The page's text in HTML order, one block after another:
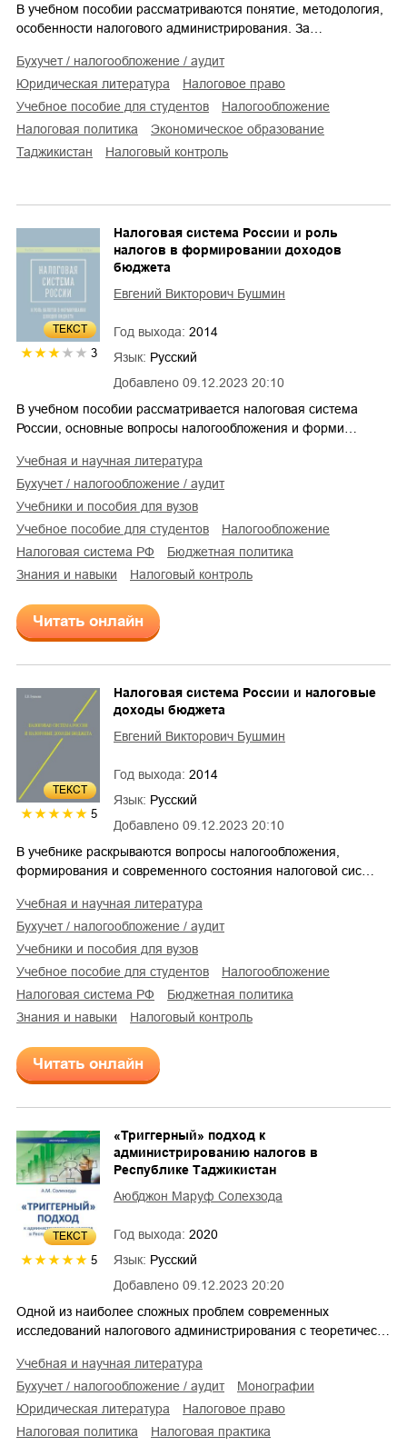
В учебном пособии рассматриваются понятие, методология,
особенности налогового администрирования. За…
бухучет / налогообложение / аудит
юридическая литература
налоговое право
учебное пособие для студентов
налогообложение
налоговая политика
экономическое образование
Таджикистан
налоговый контроль
ТЕКСТ
3
Добавлено 09.12.2023 20:10
Налоговая система России и роль
налогов в формировании доходов
бюджета
Евгений Викторович Бушмин
Год выхода: 2014
Язык: Русский
В учебном пособии рассматривается налоговая система
России, основные вопросы налогообложения и форми…
учебная и научная литература
бухучет / налогообложение / аудит
учебники и пособия для вузов
учебное пособие для студентов
налогообложение
налоговая система РФ
бюджетная политика
знания и навыки
налоговый контроль
Читать онлайн
ТЕКСТ
5
Добавлено 09.12.2023 20:10
Налоговая система России и налоговые
доходы бюджета
Евгений Викторович Бушмин
Год выхода: 2014
Язык: Русский
В учебнике раскрываются вопросы налогообложения,
формирования и современного состояния налоговой сис…
учебная и научная литература
бухучет / налогообложение / аудит
учебники и пособия для вузов
учебное пособие для студентов
налогообложение
налоговая система РФ
бюджетная политика
знания и навыки
налоговый контроль
Читать онлайн
ТЕКСТ
5
Добавлено 09.12.2023 20:20
«Триггерный» подход к
администрированию налогов в
Республике Таджикистан
Аюбджон Маруф Солехзода
Год выхода: 2020
Язык: Русский
Одной из наиболее сложных проблем современных
исследований налогового администрирования с теоретичес…
учебная и научная литература
бухучет / налогообложение / аудит
монографии
юридическая литература
налоговое право
налоговая политика
налоговая практика